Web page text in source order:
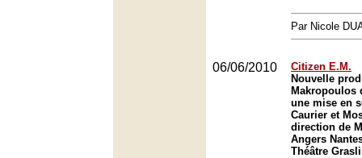
Par Nicole
06/06/2010
Citizen E.M.
Nouvelle
Makropoulos
une mise en
Caurier et
direction de
Angers
Théâtre